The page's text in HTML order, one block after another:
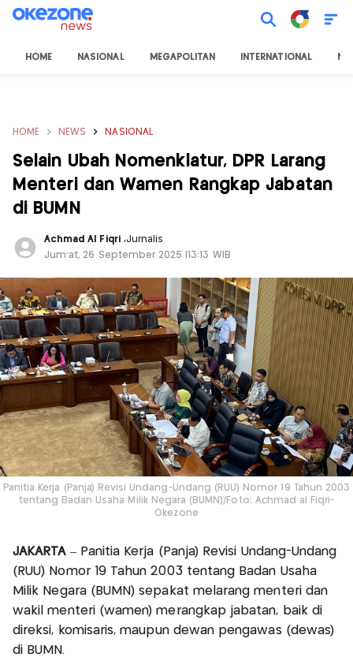
HOME NASIONAL MEGAPOLITAN INTERNATIONAL
HOME NEWS NASIONAL
Selain Ubah Nomenklatur, DPR Larang
Menteri dan Wamen Rangkap Jabatan
di BUMN
Achmad Al Fiqri ,Jurnalis
Jum'at, 26 September 2025 |13:13 WIB
Panitia Kerja (Panja) Revisi Undang-Undang (RUU) Nomor 19 Tahun 2003
tentang Badan Usaha Milik Negara (BUMN)/Foto: Achmad al Fiqri-
Okezone
JAKARTA– Panitia Kerja (Panja) Revisi Undang-Undang
(RUU) Nomor 19 Tahun 2003 tentang Badan Usaha
Milik Negara (BUMN) sepakat melarang menteri dan
wakil menteri (wamen) merangkap jabatan, baik di
direksi, komisaris, maupun dewan pengawas (dewas)
di BUMN.